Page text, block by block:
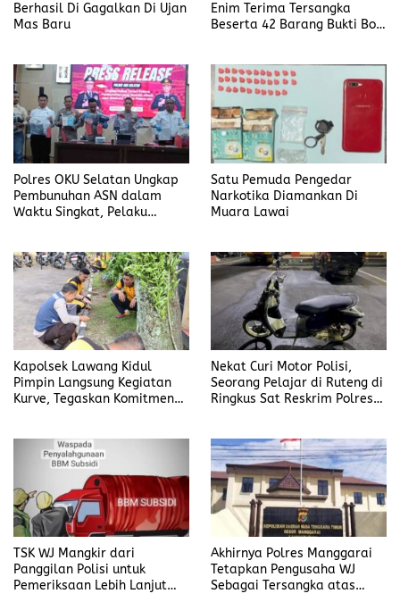
Berhasil Di Gagalkan Di Ujan
Mas Baru
Enim Terima Tersangka
Beserta 42 Barang Bukti Bobi
Polres OKU Selatan Ungkap
Pembunuhan ASN dalam
Waktu Singkat, Pelaku
Satu Pemuda Pengedar
Narkotika Diamankan Di
Muara Lawai
Kapolsek Lawang Kidul
Pimpin Langsung Kegiatan
Kurve, Tegaskan Komitmen
Nekat Curi Motor Polisi,
Seorang Pelajar di Ruteng di
Ringkus Sat Reskrim Polres
TSK WJ Mangkir dari
Panggilan Polisi untuk
Pemeriksaan Lebih Lanjut
Akhirnya Polres Manggarai
Tetapkan Pengusaha WJ
Sebagai Tersangka atas